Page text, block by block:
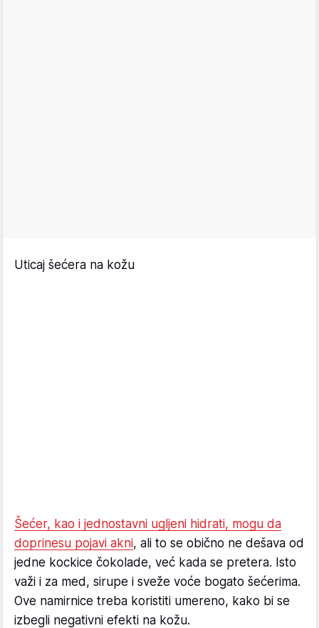
Uticaj šećera na kožu
Šećer, kao i jednostavni ugljeni hidrati, mogu da
doprinesu pojavi akni, ali to se obično ne dešava od
jedne kockice čokolade, već kada se pretera. Isto
važi i za med, sirupe i sveže voće bogato šećerima.
Ove namirnice treba koristiti umereno, kako bi se
izbegli negativni efekti na kožu.